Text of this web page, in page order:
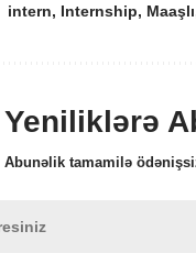
intern, Internship, Maaşlı
Yeniliklərə
Abunəlik tamamilə